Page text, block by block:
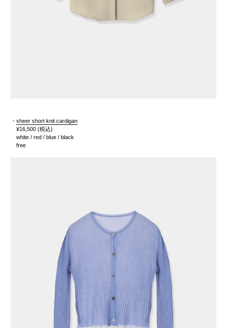
・ sheer short knit cardigan
¥16,500 (税込)
white / red / blue / black
free